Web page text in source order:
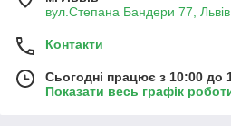
вул.Степана Бандери 77,
Контакти
Сьогодні працює з 10:00 до
Показати весь графік